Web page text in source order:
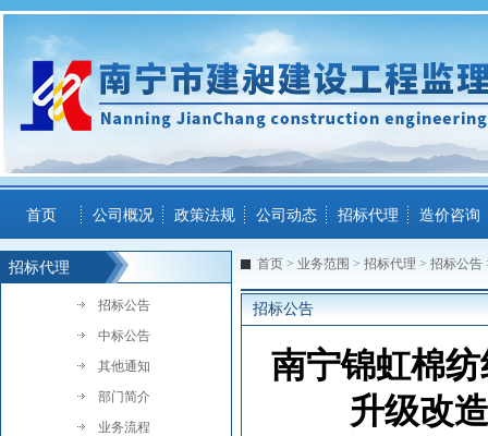
首页 公司概况 政策法规 公司动态 招标代理 造价咨询
招标代理
招标公告
中标公告
其他通知
部门简介
业务流程
首页 > 业务范围 > 招标代理 > 招标公告
招标公告
南宁锦虹棉
升级改